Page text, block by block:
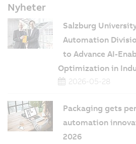
Nyheter
Salzburg
Automation
to Advance AI-
Optimization in
2026-05-28
Packaging gets
automation
2026